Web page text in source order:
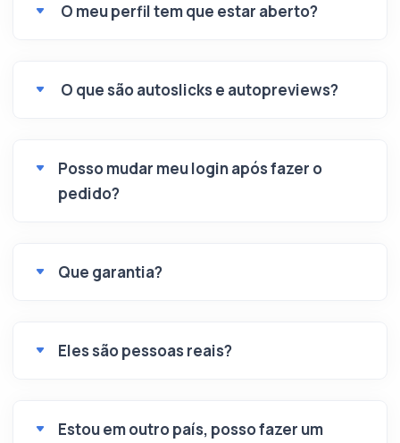
O meu perfil tem que estar aberto?
O que são autoslicks e autopreviews?
Posso mudar meu login após fazer o
pedido?
Que garantia?
Eles são pessoas reais?
Estou em outro país, posso fazer um